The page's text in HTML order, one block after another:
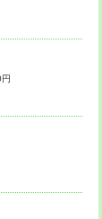
材料費
+材料費